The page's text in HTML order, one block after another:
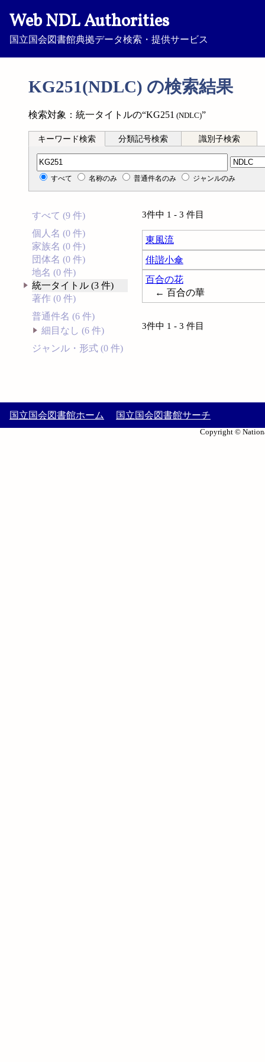
Web NDL Authorities
国立国会図書館典拠データ検索・提供サービス
KG251(NDLC) の検索結果
検索対象：統一タイトルの“KG251 (NDLC)”
キーワード検索 分類記号検索 識別子検索
分類記号検索
すべて 名称のみ 普通件名のみ ジャンルのみ
すべて (9 件)
個人名 (0 件)
家族名 (0 件)
団体名 (0 件)
地名 (0 件)
統一タイトル (3 件)
著作 (0 件)
普通件名 (6 件)
細目なし (6 件)
ジャンル・形式 (0 件)
3件中 1 - 3 件目
東風流
俳諧小傘
百合の花
← 百合の華
3件中 1 - 3 件目
国立国会図書館ホーム 国立国会図書館サーチ
Copyright ©